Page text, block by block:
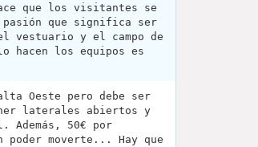
que los visitantes se
que significa ser
vestuario y el campo de
hacen los equipos es
Oeste pero debe ser
laterales abiertos y
Además, 50€ por
moverte... Hay que